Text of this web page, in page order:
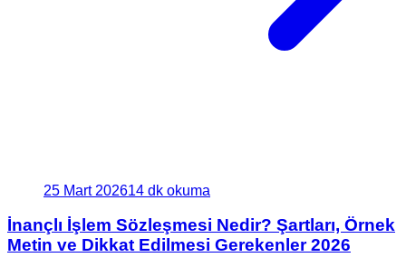
25 Mart 202614 dk okuma
İnançlı İşlem Sözleşmesi Nedir? Şartları, Örnek
Metin ve Dikkat Edilmesi Gerekenler 2026